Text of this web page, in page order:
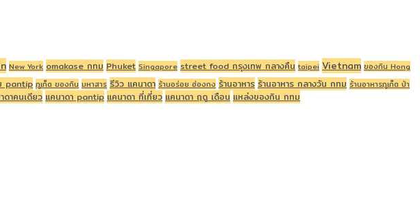
New York omakase กทม Phuket Singapore street food กรุงเทพ กลางคืน taipei Vietnam ของกิน Hong
pantip ภูเก็ต ของกิน มหาสาร รีวิว แคนาดา ร้านอร่อย ฮ่องกง ร้านอาหาร ร้านอาหาร กลางวัน กทม ร้านอาหารภูเก็ต ป่า
ดาคนเดียว แคนาดา pantip แคนาดา ที่เที่ยว แคนาดา ฤดู เดือน แหล่งของกิน กทม